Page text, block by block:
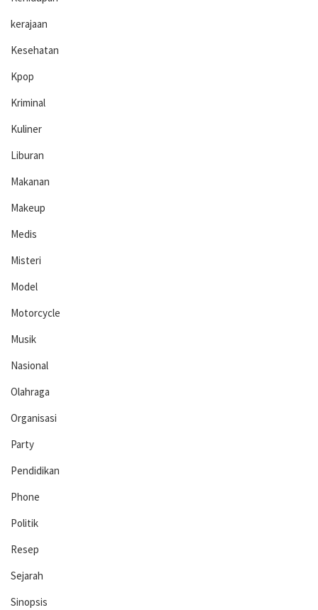
kerajaan
Kesehatan
Kpop
Kriminal
Kuliner
Liburan
Makanan
Makeup
Medis
Misteri
Model
Motorcycle
Musik
Nasional
Olahraga
Organisasi
Party
Pendidikan
Phone
Politik
Resep
Sejarah
Sinopsis